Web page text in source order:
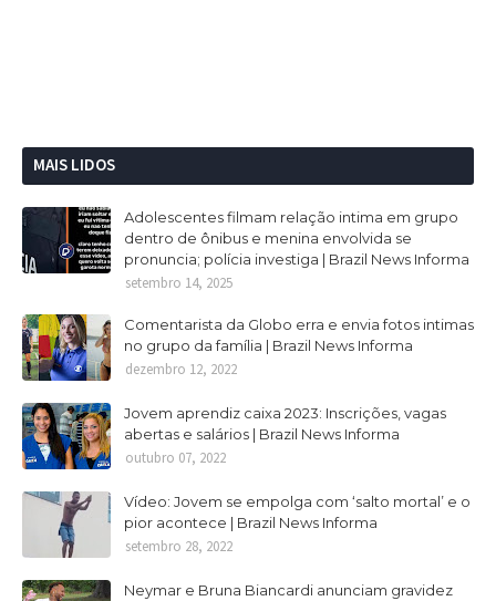
MAIS LIDOS
Adolescentes filmam relação intima em grupo
dentro de ônibus e menina envolvida se
pronuncia; polícia investiga | Brazil News Informa
setembro 14, 2025
Comentarista da Globo erra e envia fotos intimas
no grupo da família | Brazil News Informa
dezembro 12, 2022
Jovem aprendiz caixa 2023: Inscrições, vagas
abertas e salários | Brazil News Informa
outubro 07, 2022
Vídeo: Jovem se empolga com ‘salto mortal’ e o
pior acontece | Brazil News Informa
setembro 28, 2022
Neymar e Bruna Biancardi anunciam gravidez